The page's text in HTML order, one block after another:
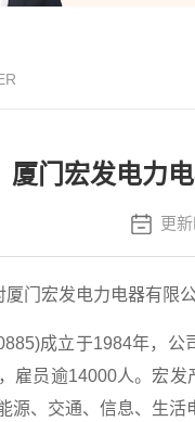
厦门宏发电力
更
门宏发电力电器有限
成立于1984年，公
雇员逾14000人。宏
源、交通、信息、生活